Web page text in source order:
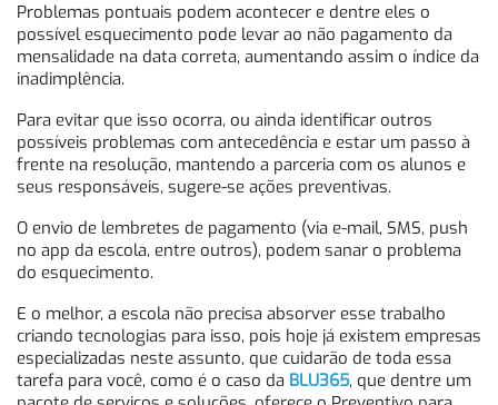
Problemas pontuais podem acontecer e dentre eles o
possível esquecimento pode levar ao não pagamento da
mensalidade na data correta, aumentando assim o índice da
inadimplência.
Para evitar que isso ocorra, ou ainda identificar outros
possíveis problemas com antecedência e estar um passo à
frente na resolução, mantendo a parceria com os alunos e
seus responsáveis, sugere-se ações preventivas.
O envio de lembretes de pagamento (via e-mail, SMS, push
no app da escola, entre outros), podem sanar o problema
do esquecimento.
E o melhor, a escola não precisa absorver esse trabalho
criando tecnologias para isso, pois hoje já existem empresas
especializadas neste assunto, que cuidarão de toda essa
tarefa para você, como é o caso da BLU365, que dentre um